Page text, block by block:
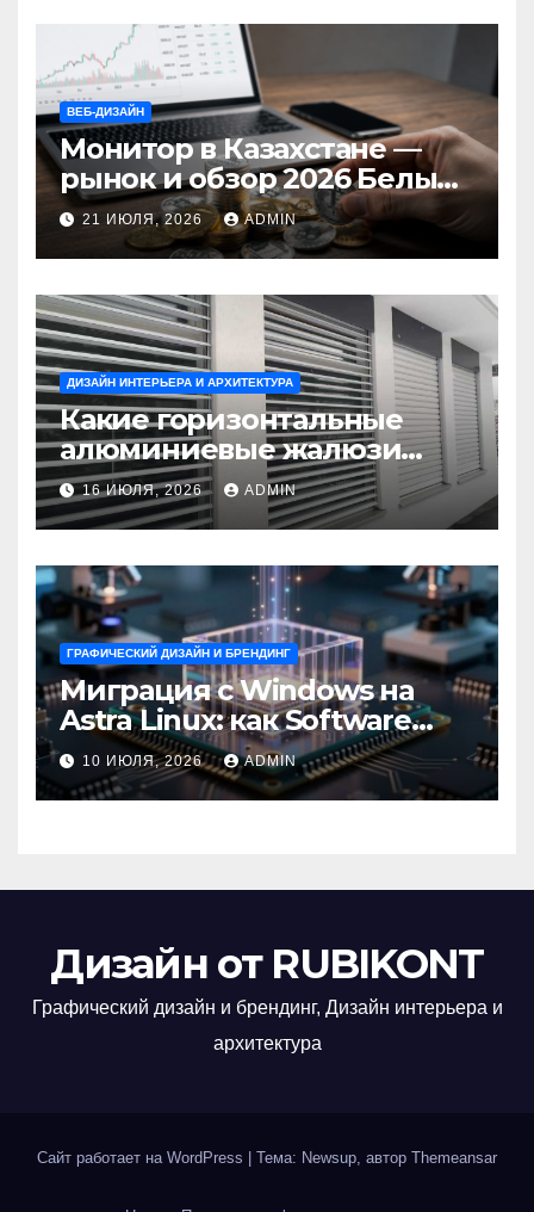
ВЕБ-ДИЗАЙН
Монитор в Казахстане —
рынок и обзор 2026 Белый
Ветер Shop.kz
21 ИЮЛЯ, 2026 ADMIN
ДИЗАЙН ИНТЕРЬЕРА И АРХИТЕКТУРА
Какие горизонтальные
алюминиевые жалюзи
выбрать для окон?
16 ИЮЛЯ, 2026 ADMIN
ГРАФИЧЕСКИЙ ДИЗАЙН И БРЕНДИНГ
Миграция с Windows на
Astra Linux: как Software
Group успешно перешла на
отечественную ОС
10 ИЮЛЯ, 2026 ADMIN
Дизайн от RUBIKONT
Графический дизайн и брендинг, Дизайн интерьера и
архитектура
Сайт работает на WordPress Тема: Newsup, автор Themeansar